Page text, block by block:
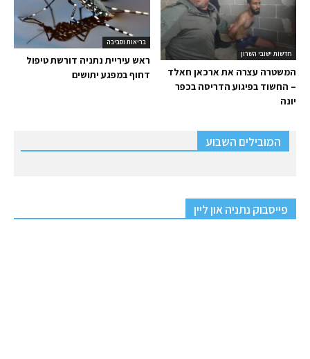
בריאות וסביבה
ראש עיריית נתניה דורשת טיפול
דחוף במפגע יתושים
חדשות ישובי השרון
המשטרה עצרה את ארכאן חאלד
– החשוד בפיגוע הדריסה בכפר
יונה
המובילים השבוע
פייסבוק נתניה און ליין